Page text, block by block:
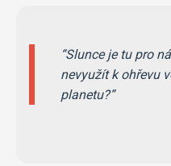
Slunce je tu pro
nevyužít k ohřevu
planetu?